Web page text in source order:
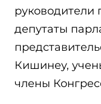
руководители
депутаты
Кишинеу,
члены